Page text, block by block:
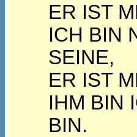
ER IST
ICH BIN
SEINE,
ER IST
IHM BIN
BIN.